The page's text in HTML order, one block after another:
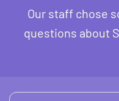
Our staff chose
questions about